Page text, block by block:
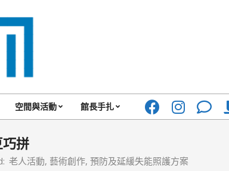
Primary
Menu
空間與活動 館長手扎
拼
老人活動, 藝術創作, 預防及延緩失能照護方案